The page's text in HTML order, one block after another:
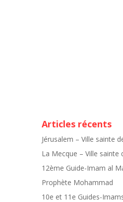
Articles récents
Jérusalem – Ville sainte
La Mecque – Ville sainte
12ème Guide-Imam al
Prophète Mohammad
10e et 11e Guides-